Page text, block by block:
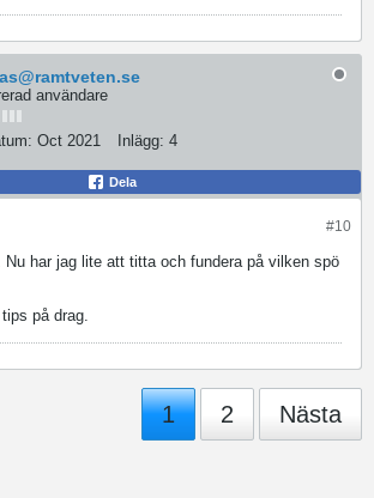
användare
Oct 2021 Inlägg: 4
Dela
#10
Nu har jag lite att titta och fundera på vilken spö
på drag.
1 2 Nästa